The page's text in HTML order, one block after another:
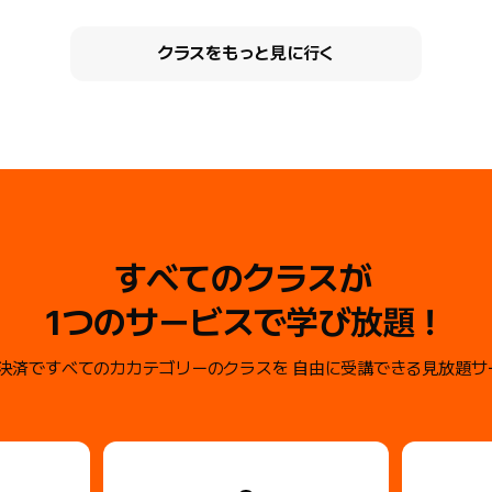
クラスをもっと見に行く
すべてのクラスが
1つのサービスで学び放題！
済ですべてのカカテゴリーのクラスを 自由に受講できる見放題サ